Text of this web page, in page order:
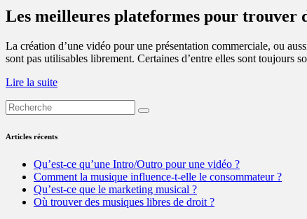
Les meilleures plateformes pour trouver
La création d’une vidéo pour une présentation commerciale, ou
sont pas utilisables librement. Certaines d’entre elles sont toujours
Lire la suite
Articles récents
Qu’est-ce qu’une Intro/Outro pour une vidéo ?
Comment la musique influence-t-elle le consommateur ?
Qu’est-ce que le marketing musical ?
Où trouver des musiques libres de droit ?